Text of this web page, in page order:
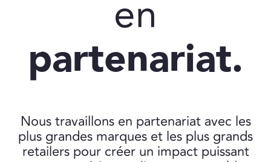
en
partenariat.
Nous travaillons en partenariat avec les
plus grandes marques et les plus grands
retailers pour créer un impact puissant